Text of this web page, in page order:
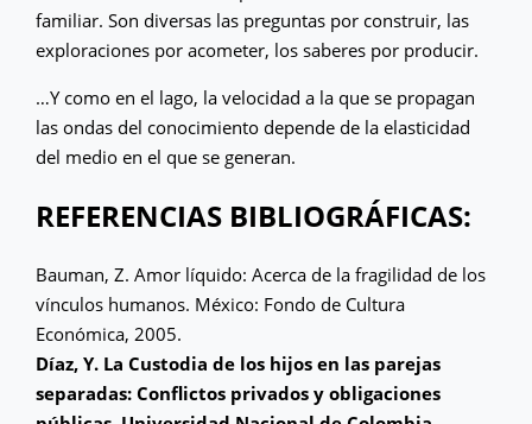
familiar. Son diversas las preguntas por construir, las
exploraciones por acometer, los saberes por producir.
…Y como en el lago, la velocidad a la que se propagan
las ondas del conocimiento depende de la elasticidad
del medio en el que se generan.
REFERENCIAS BIBLIOGRÁFICAS:
Bauman, Z. Amor líquido: Acerca de la fragilidad de los
vínculos humanos. México: Fondo de Cultura
Económica, 2005.
Díaz, Y. La Custodia de los hijos en las parejas
separadas: Conflictos privados y obligaciones